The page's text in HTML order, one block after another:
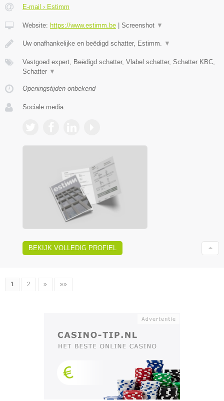
E-mail › Estimm
Website: https://www.estimm.be Screenshot ▼
Uw onafhankelijke en beëdigd schatter, Estimm. ▼
Vastgoed expert, Beëdigd schatter, Vlabel schatter, Schatter KBC,
Schatter ▼
Openingstijden onbekend
Sociale media:
BEKIJK VOLLEDIG PROFIEL
1 2 » »»